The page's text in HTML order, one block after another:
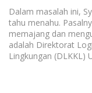
Dalam masalah ini,
tahu menahu.
memajang dan
adalah Direktorat
Lingkungan (DLKKL)